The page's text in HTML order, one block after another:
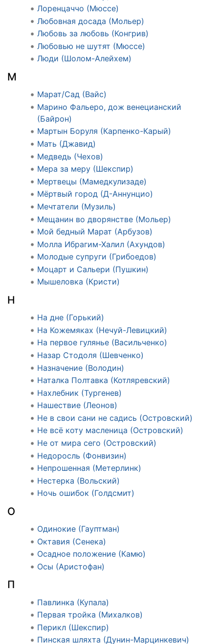
Лоренцаччо (Мюссе)
Любовная досада (Мольер)
Любовь за любовь (Конгрив)
Любовью не шутят (Мюссе)
Люди (Шолом-Алейхем)
М
Марат/Сад (Вайс)
Марино Фальеро, дож венецианский
(Байрон)
Мартын Боруля (Карпенко-Карый)
Мать (Джавид)
Медведь (Чехов)
Мера за меру (Шекспир)
Мертвецы (Мамедкулизаде)
Мёртвый город (Д-Аннунцио)
Мечтатели (Музиль)
Мещанин во дворянстве (Мольер)
Мой бедный Марат (Арбузов)
Молла Ибрагим-Халил (Ахундов)
Молодые супруги (Грибоедов)
Моцарт и Сальери (Пушкин)
Мышеловка (Кристи)
Н
На дне (Горький)
На Кожемяках (Нечуй-Левицкий)
На первое гулянье (Васильченко)
Назар Стодоля (Шевченко)
Назначение (Володин)
Наталка Полтавка (Котляревский)
Нахлебник (Тургенев)
Нашествие (Леонов)
Не в свои сани не садись (Островский)
Не всё коту масленица (Островский)
Не от мира сего (Островский)
Недоросль (Фонвизин)
Непрошенная (Метерлинк)
Нестерка (Вольский)
Ночь ошибок (Голдсмит)
О
Одинокие (Гауптман)
Октавия (Сенека)
Осадное положение (Камю)
Осы (Аристофан)
П
Павлинка (Купала)
Первая тройка (Михалков)
Перикл (Шекспир)
Пинская шляхта (Дунин-Марцинкевич)